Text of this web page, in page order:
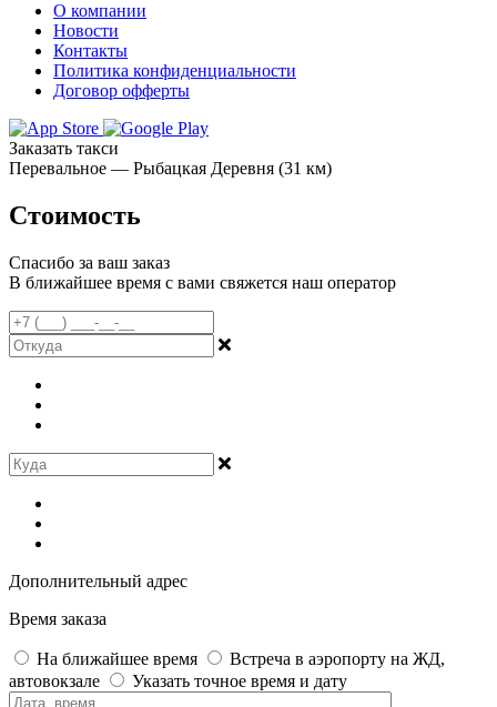
О компании
Новости
Контакты
Политика конфиденциальности
Договор офферты
Заказать такси
Перевальное — Рыбацкая Деревня (31 км)
Стоимость
Спасибо за ваш заказ
В ближайшее время с вами свяжется наш оператор
Дополнительный адрес
Время заказа
На ближайшее время
Встреча в аэропорту на ЖД,
автовокзале
Указать точное время и дату